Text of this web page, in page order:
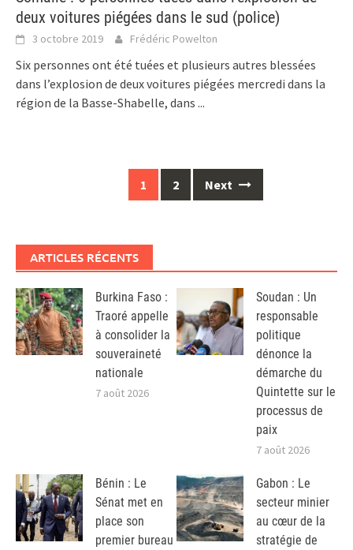
deux voitures piégées dans le sud (police)
3 octobre 2019 Frédéric Powelton
Six personnes ont été tuées et plusieurs autres blessées
dans l’explosion de deux voitures piégées mercredi dans la
région de la Basse-Shabelle, dans ...
1 2 Next
ARTICLES RÉCENTS
Burkina Faso :
Traoré appelle
à consolider la
souveraineté
nationale
7 août 2026
Soudan : Un
responsable
politique
dénonce la
démarche du
Quintette sur le
processus de
paix
7 août 2026
Bénin : Le
Sénat met en
place son
premier bureau
Gabon : Le
secteur minier
au cœur de la
stratégie de